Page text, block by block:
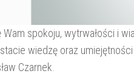
spokoju, wytrwałości i
wiedzę oraz
Czarnek.